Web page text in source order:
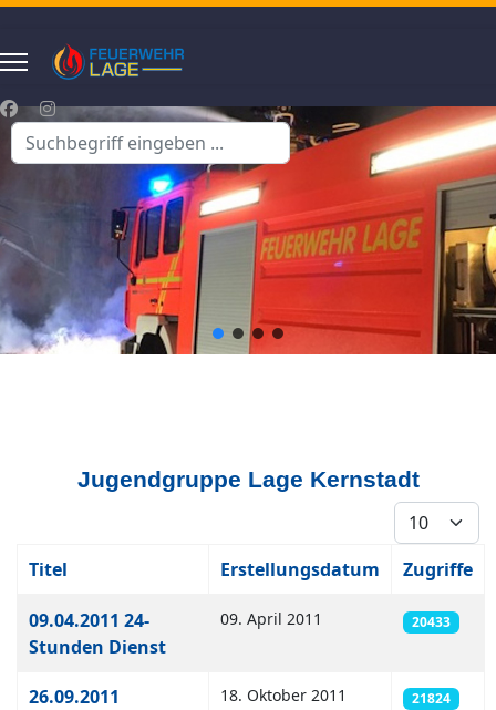
Suchen
...
Jugendgruppe Lage Kernstadt
Anzeige #
Titel Erstellungsdatum Zugriffe
09.04.2011 24-
Stunden Dienst
09. April 2011 20433
26.09.2011
18. Oktober 2011 21824